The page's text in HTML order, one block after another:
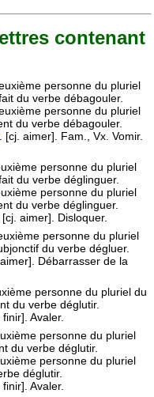
contenant
personne du pluriel
du verbe débagouler.
personne du pluriel
du verbe débagouler.
[cj. aimer]. Fam., Vx. Vomir.
personne du pluriel
du verbe déglinguer.
personne du pluriel
du verbe déglinguer.
[cj. aimer]. Disloquer.
personne du pluriel
du verbe dégluer.
Débarrasser de la
personne du pluriel du
du verbe déglutir.
finir]. Avaler.
personne du pluriel
du verbe déglutir.
personne du pluriel
déglutir.
finir]. Avaler.